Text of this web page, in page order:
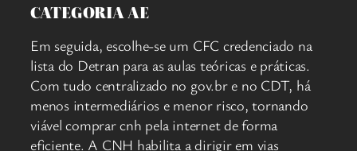
CATEGORIA AE
Em seguida, escolhe-se um CFC credenciado na
lista do Detran para as aulas teóricas e práticas.
Com tudo centralizado no gov.br e no CDT, há
menos intermediários e menor risco, tornando
viável comprar cnh pela internet de forma
eficiente. A CNH habilita a dirigir em vias